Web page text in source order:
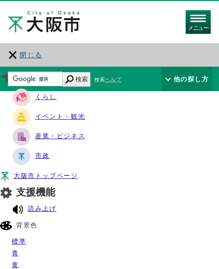
メニュー
閉じる
サイト・ナビ
くらし
イベント・観光
産業・ビジネス
市政
大阪市トップページ
支援機能
読み上げ
背景色
標準
青
黄
検索 検索ヘルプ 他の探し方